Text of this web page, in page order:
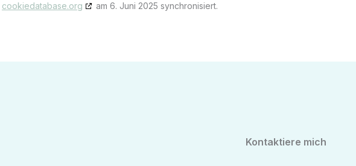
cookiedatabase.org am 6. Juni 2025 synchronisiert.
Kontaktiere mich